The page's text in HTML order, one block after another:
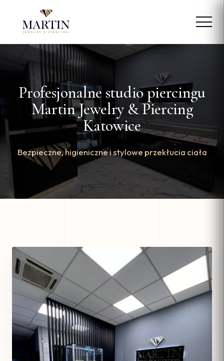
Profesjonalne studio piercingu
Martin Jewelry & Piercing
Katowice
Bezpieczne, higieniczne i stylowe przekłucia ciała